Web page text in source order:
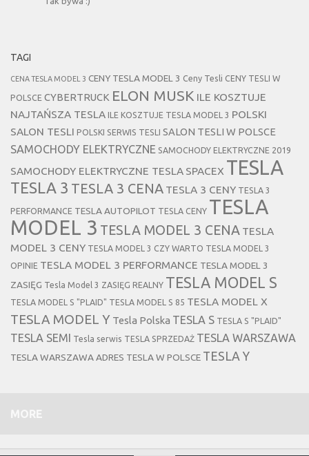
TAGI
CENA TESLA MODEL 3 CENY TESLA MODEL 3 Ceny Tesli CENY TESLI W
POLSCE CYBERTRUCK ELON MUSK ILE KOSZTUJE
NAJTAŃSZA TESLA
ILE KOSZTUJE TESLA MODEL 3 POLSKI
SALON TESLI POLSKI SERWIS TESLI SALON TESLI W POLSCE
SAMOCHODY ELEKTRYCZNE SAMOCHODY ELEKTRYCZNE 2019
SAMOCHODY ELEKTRYCZNE TESLA SPACEX TESLA
TESLA 3 TESLA 3 CENA TESLA 3 CENY TESLA 3
PERFORMANCE TESLA AUTOPILOT TESLA CENY TESLA
MODEL 3 TESLA MODEL 3 CENA TESLA
MODEL 3 CENY TESLA MODEL 3 CZY WARTO TESLA MODEL 3
OPINIE TESLA MODEL 3 PERFORMANCE TESLA MODEL 3
ZASIĘG Tesla Model 3 ZASIĘG REALNY TESLA MODEL S
TESLA MODEL S "PLAID" TESLA MODEL S 85 TESLA MODEL X
TESLA MODEL Y Tesla Polska TESLA S TESLA S "PLAID"
TESLA SEMI Tesla serwis TESLA SPRZEDAŻ TESLA WARSZAWA
TESLA WARSZAWA ADRES TESLA W POLSCE TESLA Y
MORE